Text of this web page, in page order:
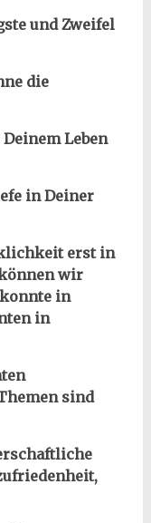
Zweifel
Leben
Deiner
erst in
wir
in
in
sind